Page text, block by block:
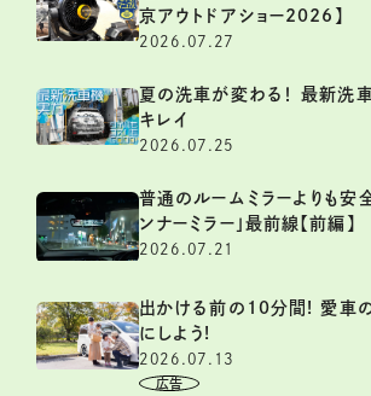
京アウトドアショー2026】
2026.07.27
夏の洗車が変わる！ 最新洗
キレイ
2026.07.25
普通のルームミラーよりも安
ンナーミラー」最前線【前編】
2026.07.21
出かける前の10分間! 愛車
にしよう!
2026.07.13